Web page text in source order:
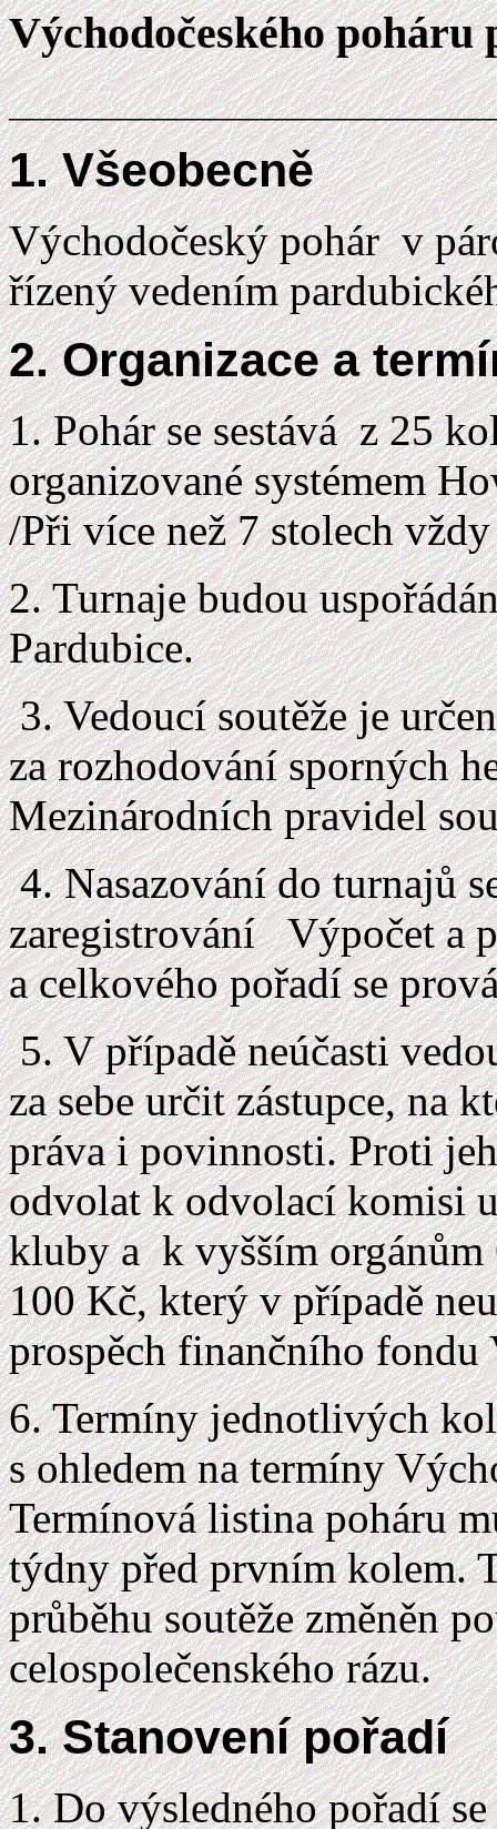
Východočeského poháru
1. Všeobecně
Východočeský pohár v
řízený vedením
2. Organizace a
1. Pohár se sestává z 25
organizované systémem
/Při více než 7 stolech
2. Turnaje budou
Pardubice.
3. Vedoucí soutěže je
za rozhodování sporných
Mezinárodních pravidel
4. Nasazování do turnajů
zaregistrování Výpočet a
a celkového pořadí se
5. V případě neúčasti
za sebe určit zástupce, na
práva i povinnosti. Proti
odvolat k odvolací komisi
kluby a k vyšším
100 Kč, který v případě
prospěch finančního fondu
6. Termíny jednotlivých
s ohledem na termíny
Termínová listina poháru
týdny před prvním kolem.
průběhu soutěže změněn
celospolečenského rázu.
3. Stanovení pořadí
Do výsledného pořadí